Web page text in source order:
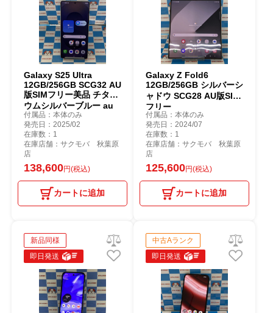
Galaxy S25 Ultra
12GB/256GB SCG32 AU
版SIMフリー美品 チタニ
ウムシルバーブルー au
付属品：本体のみ
発売日：2025/02
在庫数：1
在庫店舗：サクモバ 秋葉原
店
138,600円(税込)
カートに追加
Galaxy Z Fold6
12GB/256GB シルバーシ
ャドウ SCG28 AU版SIM
フリー
付属品：本体のみ
発売日：2024/07
在庫数：1
在庫店舗：サクモバ 秋葉原
店
125,600円(税込)
カートに追加
新品同様
即日発送
中古Aランク
即日発送